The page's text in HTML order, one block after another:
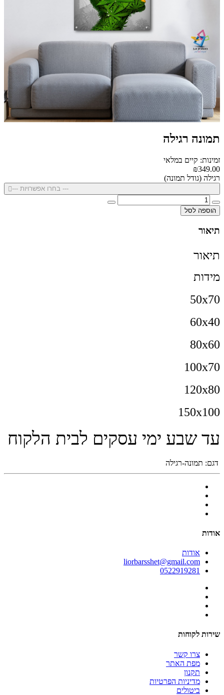
תמונה רגילה
זמינות: קיים במלאי
₪349.00
רגילה (גודל תמונה)
--- בחרו אפשרויות ---
הוספה לסל
תיאור
תיאור
מידות
50x70
60x40
80x60
100x70
120x80
150x100
עד שבע ימי עסקים לבית הלקוח
דגם: תמונה-רגילה
אודות
אודות
liorbarsshet@gmail.com
0522919281
שירות לקוחות
צרו קשר
מפת האתר
תקנון
מדיניות הפרטיות
ביטולים